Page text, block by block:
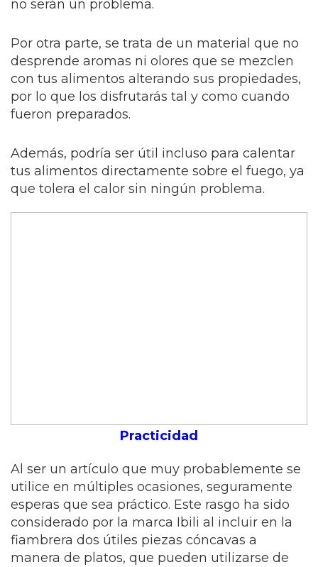
no serán un problema.
Por otra parte, se trata de un material que no
desprende aromas ni olores que se mezclen
con tus alimentos alterando sus propiedades,
por lo que los disfrutarás tal y como cuando
fueron preparados.
Además, podría ser útil incluso para calentar
tus alimentos directamente sobre el fuego, ya
que tolera el calor sin ningún problema.
Practicidad
Al ser un artículo que muy probablemente se
utilice en múltiples ocasiones, seguramente
esperas que sea práctico. Este rasgo ha sido
considerado por la marca Ibili al incluir en la
fiambrera dos útiles piezas cóncavas a
manera de platos, que pueden utilizarse de